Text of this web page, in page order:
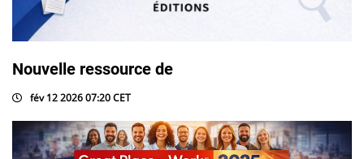
Nouvelle ressource de
fév 12 2026 07:20 CET